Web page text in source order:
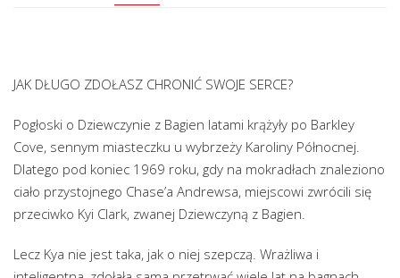
JAK DŁUGO ZDOŁASZ CHRONIĆ SWOJE SERCE?
Pogłoski o Dziewczynie z Bagien latami krążyły po Barkley
Cove, sennym miasteczku u wybrzeży Karoliny Północnej.
Dlatego pod koniec 1969 roku, gdy na mokradłach znaleziono
ciało przystojnego Chase’a Andrewsa, miejscowi zwrócili się
przeciwko Kyi Clark, zwanej Dziewczyną z Bagien.
Lecz Kya nie jest taka, jak o niej szepczą. Wrażliwa i